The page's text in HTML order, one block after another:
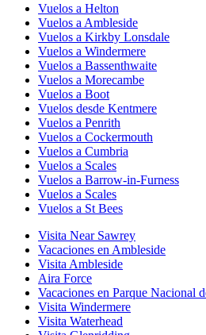
Vuelos a Helton
Vuelos a Ambleside
Vuelos a Kirkby Lonsdale
Vuelos a Windermere
Vuelos a Bassenthwaite
Vuelos a Morecambe
Vuelos a Boot
Vuelos desde Kentmere
Vuelos a Penrith
Vuelos a Cockermouth
Vuelos a Cumbria
Vuelos a Scales
Vuelos a Barrow-in-Furness
Vuelos a Scales
Vuelos a St Bees
Visita Near Sawrey
Vacaciones en Ambleside
Visita Ambleside
Aira Force
Vacaciones en Parque Nacional
Visita Windermere
Visita Waterhead